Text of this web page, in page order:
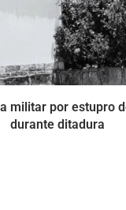
militar por estupro
durante ditadura